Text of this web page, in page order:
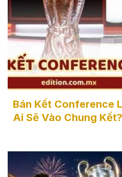
Bán Kết Conference
Chung
Bán Kết Conference
Ai Sẽ Vào Chung Kết?